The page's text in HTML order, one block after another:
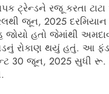
ટ્રેન્ડને રજૂ કરતા
જૂન, 2025 દરમિયાન
જોયો હતો જેમાંથી
રોકાણ થયું હતું. આ
30 જૂન, 2025 સુધી રૂ.